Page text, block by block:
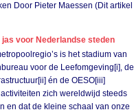
Door Pieter Maessen (Dit artikel
jas voor Nederlandse steden
is het stadium van
voor de Leefomgeving[i], de
én de OESO[iii]
zich wereldwijd steeds
en dat de kleine schaal van onze